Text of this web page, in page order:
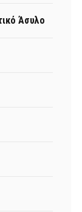
Άσυλο